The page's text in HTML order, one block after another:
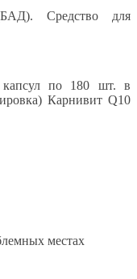
Средство для
капсул по 180 шт. в
Карнивит Q10
местах